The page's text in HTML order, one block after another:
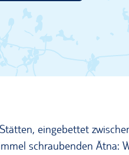
eingebettet
schraubenden Ätna: